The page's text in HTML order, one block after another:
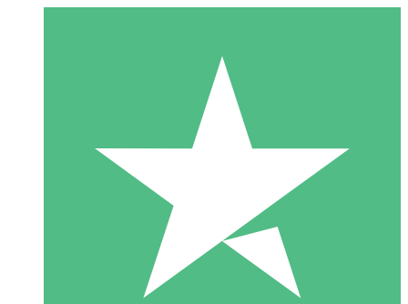
Pacchetti di Crediti Individuali
Paga a consumo con crediti di download. Nessun impegno
1 Download
10